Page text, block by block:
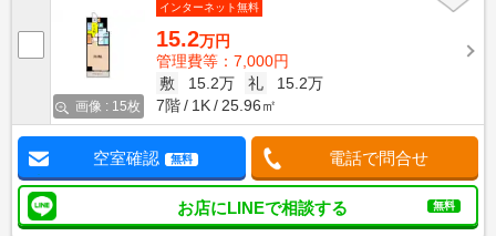
画像 : 15枚
インターネット無料
15.2万円
管理費等：7,000円
敷
15.2万 礼
15.2万
7階
1K 25.96㎡
空室確認 無料 電話で問合せ
お店にLINEで相談する 無料